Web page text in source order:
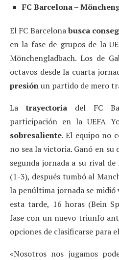
FC Barcelona –
El FC Barcelonabusca
en la fase de grupos de la
Mönchengladbach. Los de
octavos desde la cuarta
presiónun partido de mero
Latrayectoria del FC
participación en la UEFA
sobresaliente. El equipo no
no sea la victoria. Ganó en
segunda jornada a su rival
(1-3), después tumbó al
la penúltima jornada se midió
esta tarde, 16 horas (Bein
fase con un nuevo triunfo
opciones de clasificarse para
«Nosotros nos jugamos